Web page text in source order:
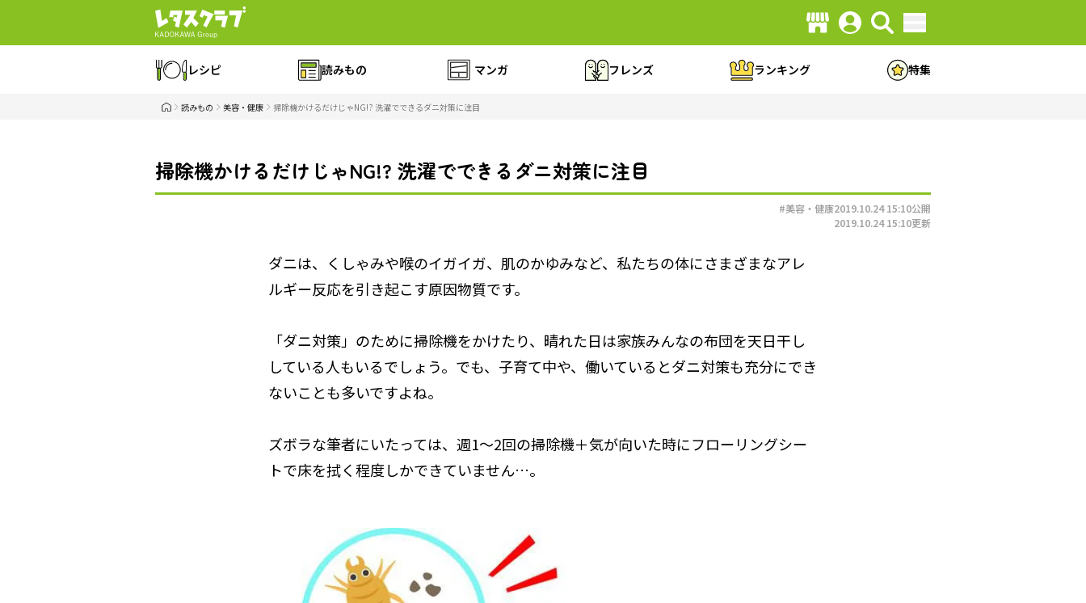
レシピ 読みもの マンガ フレンズ ランキング 特集
読みもの 美容・健康 掃除機かけるだけじゃNG!? 洗濯でできるダニ対策に注目
掃除機かけるだけじゃNG!? 洗濯でできるダニ対策に注目
#美容・健康2019.10.24 15:10公開
2019.10.24 15:10更新
ダニは、くしゃみや喉のイガイガ、肌のかゆみなど、私たちの体にさまざまなアレ
ルギー反応を引き起こす原因物質です。
「ダニ対策」のために掃除機をかけたり、晴れた日は家族みんなの布団を天日干し
している人もいるでしょう。でも、子育て中や、働いているとダニ対策も充分にでき
ないことも多いですよね。
ズボラな筆者にいたっては、週1～2回の掃除機＋気が向いた時にフローリングシー
トで床を拭く程度しかできていません…。